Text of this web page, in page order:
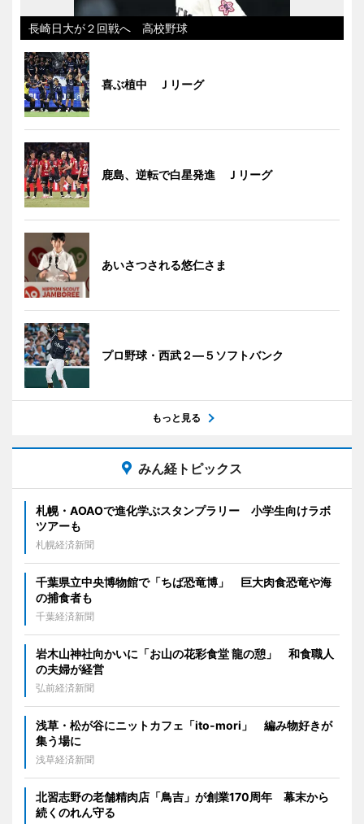
長崎日大が２回戦へ 高校野球
喜ぶ植中 Ｊリーグ
鹿島、逆転で白星発進 Ｊリーグ
あいさつされる悠仁さま
プロ野球・西武２―５ソフトバンク
もっと見る
みん経トピックス
札幌・AOAOで進化学ぶスタンプラリー 小学生向けラボ
ツアーも
札幌経済新聞
千葉県立中央博物館で「ちば恐竜博」 巨大肉食恐竜や海
の捕食者も
千葉経済新聞
岩木山神社向かいに「お山の花彩食堂 龍の憩」 和食職人
の夫婦が経営
弘前経済新聞
浅草・松が谷にニットカフェ「ito-mori」 編み物好きが
集う場に
浅草経済新聞
北習志野の老舗精肉店「鳥吉」が創業170周年 幕末から
続くのれん守る